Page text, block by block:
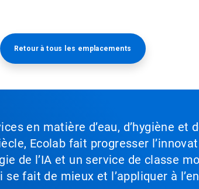
Retour à tous les emplacements​​​​​​​
en matière d’eau, d’hygiène
Ecolab fait progresser
de l’IA et un service de classe
fait de mieux et l’appliquer à